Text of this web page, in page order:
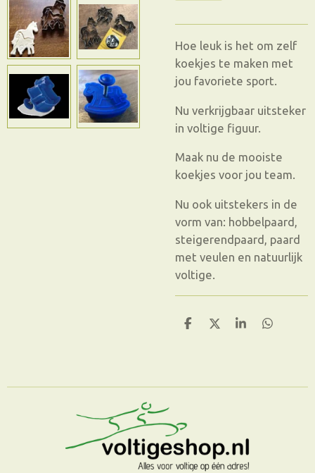
Hoe leuk is het om zelf
koekjes te maken met
jou favoriete sport.
Nu verkrijgbaar uitsteker
in voltige figuur.
Maak nu de mooiste
koekjes voor jou team.
Nu ook uitstekers in de
vorm van: hobbelpaard,
steigerendpaard, paard
met veulen en natuurlijk
voltige.
D
D
S
D